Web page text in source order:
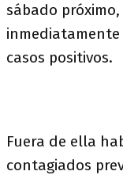
sábado
inmediatamente
casos positivos.
Fuera de ella
contagiados